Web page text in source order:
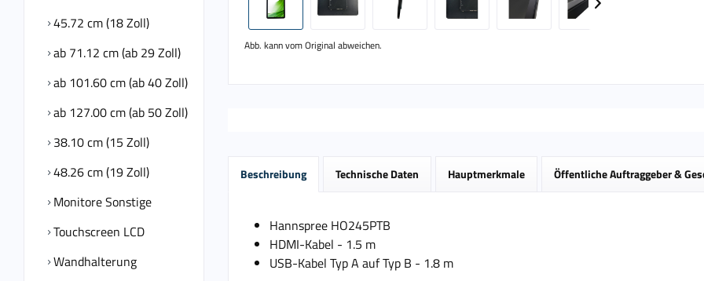
45.72 cm (18 Zoll)
ab 71.12 cm (ab 29 Zoll)
ab 101.60 cm (ab 40 Zoll)
ab 127.00 cm (ab 50 Zoll)
38.10 cm (15 Zoll)
48.26 cm (19 Zoll)
Monitore Sonstige
Touchscreen LCD
Wandhalterung
Abb. kann vom Original abweichen.
Beschreibung Technische Daten Hauptmerkmale Öffentliche Auftraggeber &
Hannspree HO245PTB
HDMI-Kabel - 1.5 m
USB-Kabel Typ A auf Typ B - 1.8 m